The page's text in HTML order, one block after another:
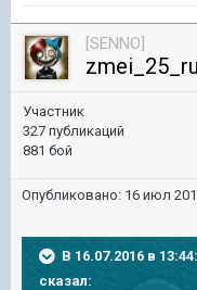
[SENNO]
zmei_25_ru
Участник
327 публикаций
881 бой
Опубликовано: 16 июл
В 16.07.2016 в
сказал: